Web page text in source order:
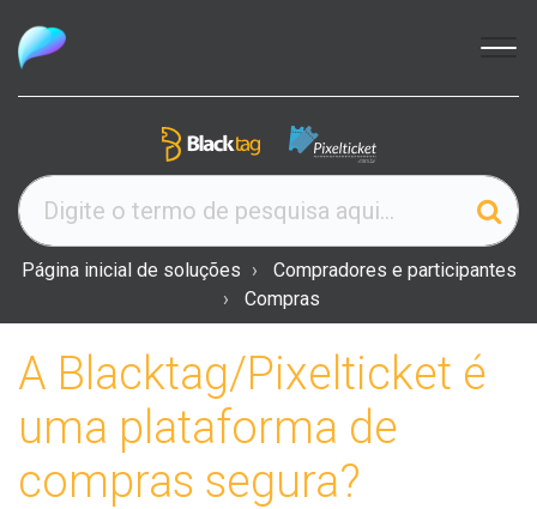
Página inicial de soluções
Compradores e participantes
Compras
A Blacktag/Pixelticket é
uma plataforma de
compras segura?